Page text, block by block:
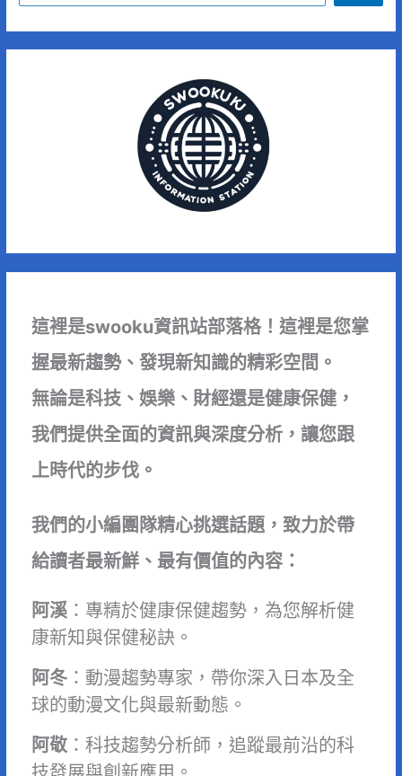
這裡是swooku資訊站部落格！這裡是您掌
握最新趨勢、發現新知識的精彩空間。
無論是科技、娛樂、財經還是健康保健，
我們提供全面的資訊與深度分析，讓您跟
上時代的步伐。
我們的小編團隊精心挑選話題，致力於帶
給讀者最新鮮、最有價值的內容：
阿溪：專精於健康保健趨勢，為您解析健
康新知與保健秘訣。
阿冬：動漫趨勢專家，帶你深入日本及全
球的動漫文化與最新動態。
阿敬：科技趨勢分析師，追蹤最前沿的科